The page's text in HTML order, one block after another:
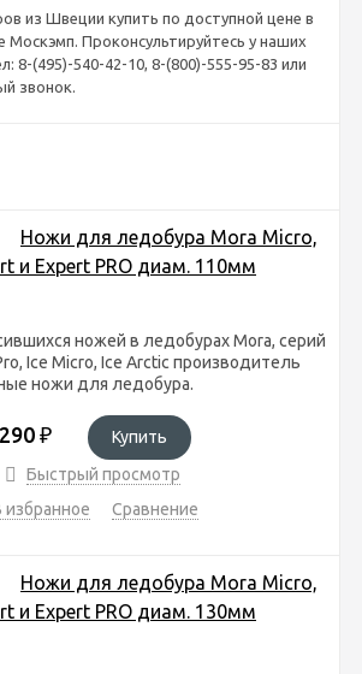
из Швеции купить по доступной цене в
Москэмп. Проконсультируйтесь у наших
8-(495)-540-42-10, 8-(800)-555-95-83 или
звонок.
Ножи для ледобура Mora Micro,
и Expert PRO диам. 110мм
ножей в ледобурах Mora, серий
Ice Micro, Ice Arctic производитель
ножи для ледобура.
₽
Купить
Быстрый просмотр
избранное
Сравнение
Ножи для ледобура Mora Micro,
и Expert PRO диам. 130мм